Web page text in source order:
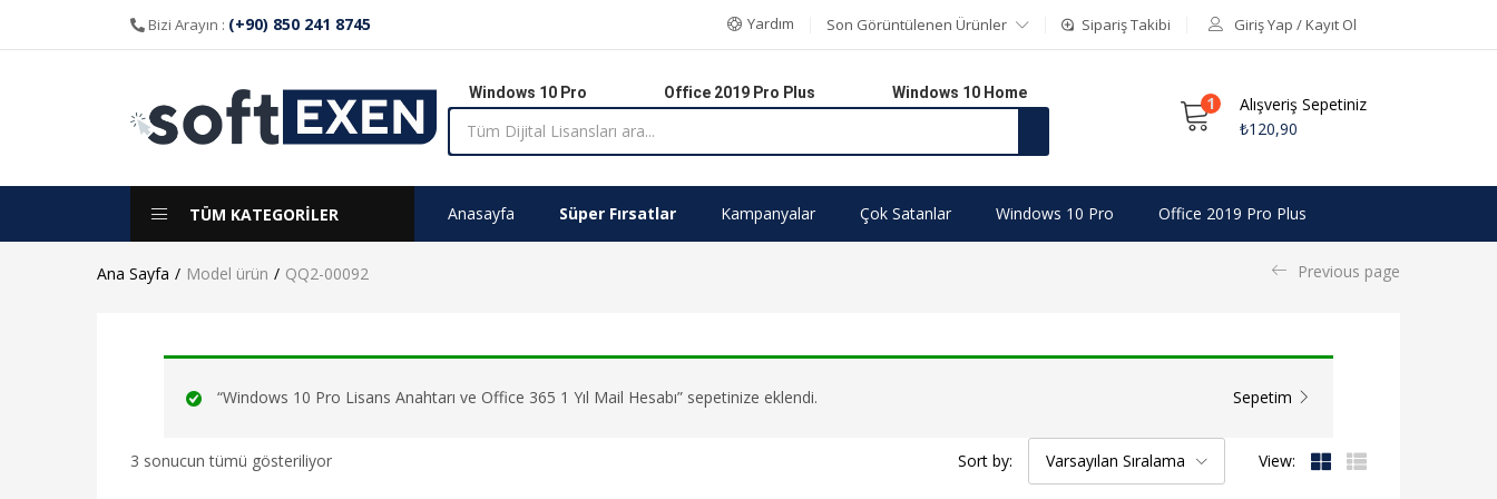
Bizi Arayın : (+90) 850 241 8745 Yardım Son Görüntülenen Ürünler Sipariş Takibi Giriş Yap / Kayıt Ol
Windows 10 Pro Office 2019 Pro Plus Windows 10 Home 1
Alışveriş Sepetiniz
₺120,90
TÜM KATEGORİLER Anasayfa Süper Fırsatlar Kampanyalar Çok Satanlar Windows 10 Pro Office 2019 Pro Plus
Ana Sayfa Model ürün QQ2-00092 Previous page
“Windows 10 Pro Lisans Anahtarı ve Office 365 1 Yıl Mail Hesabı” sepetinize eklendi. Sepetim
3 sonucun tümü gösteriliyor Sort by: Varsayılan Sıralama View: